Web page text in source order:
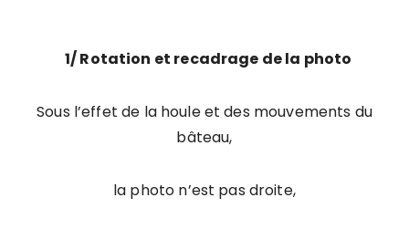
1/ Rotation et recadrage de la photo
Sous l’effet de la houle et des mouvements du
bâteau,
la photo n’est pas droite,